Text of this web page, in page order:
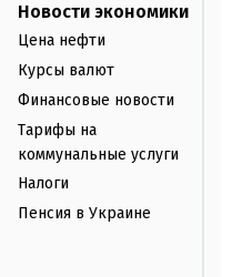
Новости экономики
Цена нефти
Курсы валют
Финансовые новости
Тарифы на
коммунальные услуги
Налоги
Пенсия в Украине